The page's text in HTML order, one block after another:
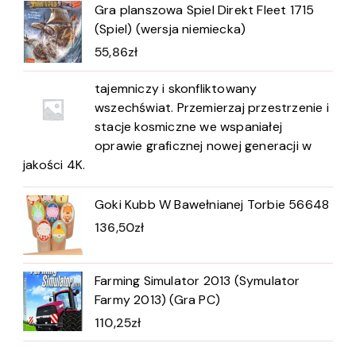
Gra planszowa Spiel Direkt Fleet 1715
(Spiel) (wersja niemiecka)
55,86zł
tajemniczy i skonfliktowany
wszechświat. Przemierzaj przestrzenie i
stacje kosmiczne we wspaniałej
oprawie graficznej nowej generacji w
jakości 4K.
Goki Kubb W Bawełnianej Torbie 56648
136,50zł
Farming Simulator 2013 (Symulator
Farmy 2013) (Gra PC)
110,25zł